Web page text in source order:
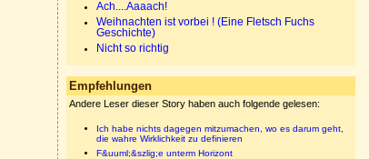
Ach....Aaaach!
Weihnachten ist vorbei ! (Eine Fletsch Fuchs
Geschichte)
Nicht so richtig
Empfehlungen
Andere Leser dieser Story haben auch folgende gelesen:
Ich habe nichts dagegen mitzumachen, wo es darum geht,
die wahre Wirklichkeit zu definieren
F&uuml;&szlig;e unterm Horizont